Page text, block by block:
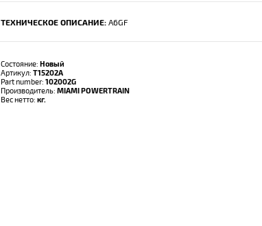
ТЕХНИЧЕСКОЕ ОПИСАНИЕ: A6GF
Состояние: Новый
Артикул: T15202A
Part number: 102002G
Производитель: MIAMI POWERTRAIN
Вес нетто: кг.